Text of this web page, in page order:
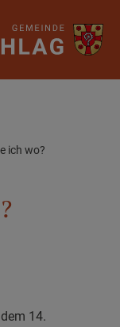
ich wo?
14.